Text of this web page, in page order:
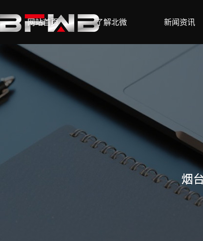
网站首页 了解北微 新闻资讯